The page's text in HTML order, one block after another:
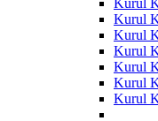
Kurul
Kurul
Kurul
Kurul
Kurul
Kurul